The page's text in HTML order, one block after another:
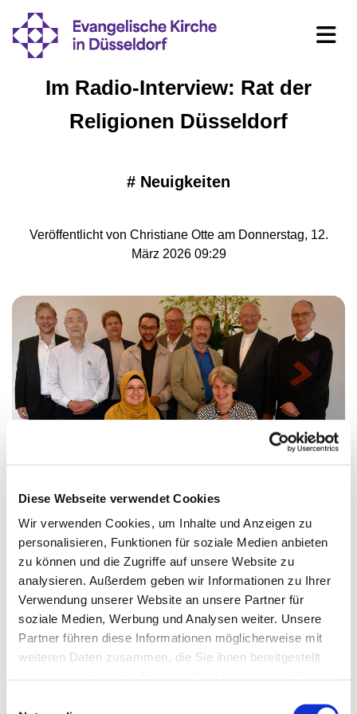
Diese Webseite verwendet Cookies
Wir verwenden Cookies, um Inhalte und Anzeigen zu
personalisieren, Funktionen für soziale Medien anbieten
zu können und die Zugriffe auf unsere Website zu
analysieren. Außerdem geben wir Informationen zu Ihrer
Verwendung unserer Website an unsere Partner für
soziale Medien, Werbung und Analysen weiter. Unsere
Partner führen diese Informationen möglicherweise mit
weiteren Daten zusammen, die Sie ihnen bereitgestellt
Im Radio-Interview: Rat der
Religionen Düsseldorf
# Neuigkeiten
Veröffentlicht von Christiane Otte am Donnerstag, 12.
März 2026 09:29
Im Radio-Interview: Rat der Religionen
Düsseldorf
Dieser Beitrag sowie das verlinkte Interview sind eine
Produktion des Kirchlichen Radiomagazins der
Medienwerkstatt im ASG-Bildungsforum in Düsseldorf.
Die Zusammenarbeit der Religionsgemeinschaften
verstärken, gemeinsame Interessen abstimmen sowie
Buddhist*innen, Christ*innen, Jüd*innen,
Muslim*innen und andere religiöse Gruppen nach